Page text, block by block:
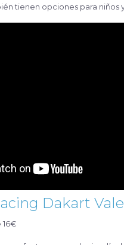
tienen opciones para niños
Dakart
16€